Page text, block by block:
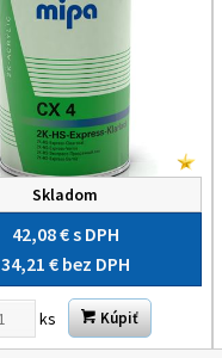
Skladom
42,08 €s DPH
34,21 € bez DPH
ks Kúpiť